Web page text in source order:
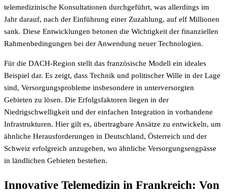
telemedizinische Konsultationen durchgeführt, was allerdings im
Jahr darauf, nach der Einführung einer Zuzahlung, auf elf Millionen
sank. Diese Entwicklungen betonen die Wichtigkeit der finanziellen
Rahmenbedingungen bei der Anwendung neuer Technologien.
Für die DACH-Region stellt das französische Modell ein ideales
Beispiel dar. Es zeigt, dass Technik und politischer Wille in der Lage
sind, Versorgungsprobleme insbesondere in unterversorgten
Gebieten zu lösen. Die Erfolgsfaktoren liegen in der
Niedrigschwelligkeit und der einfachen Integration in vorhandene
Infrastrukturen. Hier gilt es, übertragbare Ansätze zu entwickeln, um
ähnliche Herausforderungen in Deutschland, Österreich und der
Schweiz erfolgreich anzugehen, wo ähnliche Versorgungsengpässe
in ländlichen Gebieten bestehen.
Innovative Telemedizin in Frankreich: Von